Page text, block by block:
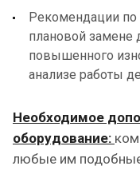
Рекомендации по
плановой замене
повышенного
анализе работы
Необходимое
оборудование:
любые им